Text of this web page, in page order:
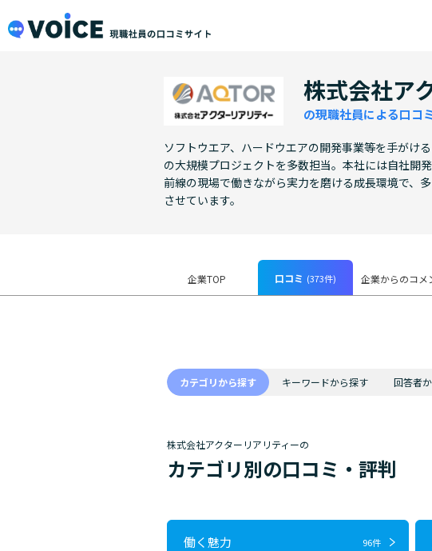
メインコンテンツにスキップ
株式会社ア
の現職社員による口コ
ソフトウエア、ハードウエアの開発事業等を手がけ
の大規模プロジェクトを多数担当。本社には自社開
前線の現場で働きながら実力を磨ける成長環境で、
させています。
企業TOP 口コミ (373件) 企業からのコメ
カテゴリから探す キーワードから探す 回答者
株式会社アクターリアリティーの
カテゴリ別の口コミ・評判
働く魅力 96件